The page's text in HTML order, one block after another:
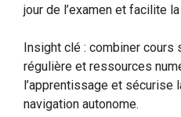
jour de l’examen et facilite
Insight clé : combiner cours
régulière et ressources
l’apprentissage et sécurise
navigation autonome.